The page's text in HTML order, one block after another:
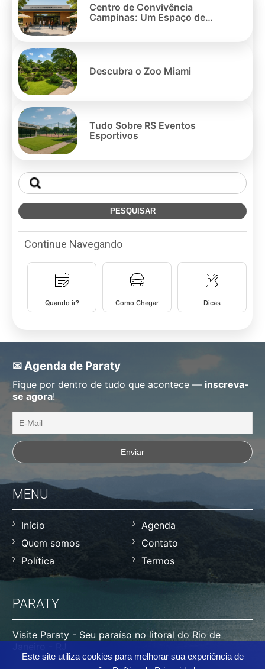
Este site utiliza cookies para melhorar sua experiência de
Centro de Convivência
Campinas: Um Espaço de
Descubra o Zoo Miami
Tudo Sobre RS Eventos
Esportivos
Continue Navegando
Quando ir? Como Chegar Dicas
✉ Agenda de Paraty
Fique por dentro de tudo que acontece — inscreva-
se agora!
MENU
Início
Agenda
Quem somos
Contato
Política
Termos
PARATY
Visite Paraty - Seu paraíso no litoral do Rio de